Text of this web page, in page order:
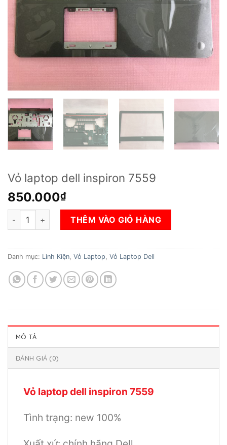
Vỏ laptop dell inspiron 7559
850.000₫
Vỏ laptop dell inspiron 7559 số lượng
THÊM VÀO GIỎ HÀNG
Danh mục: Linh Kiện, Vỏ Laptop, Vỏ Laptop Dell
MÔ TẢ
ĐÁNH GIÁ (0)
Vỏ laptop dell inspiron 7559
Tình trạng: new 100%